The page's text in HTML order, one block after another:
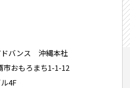
ドバンス 沖縄本社
市おもろまち1-1-12
4F